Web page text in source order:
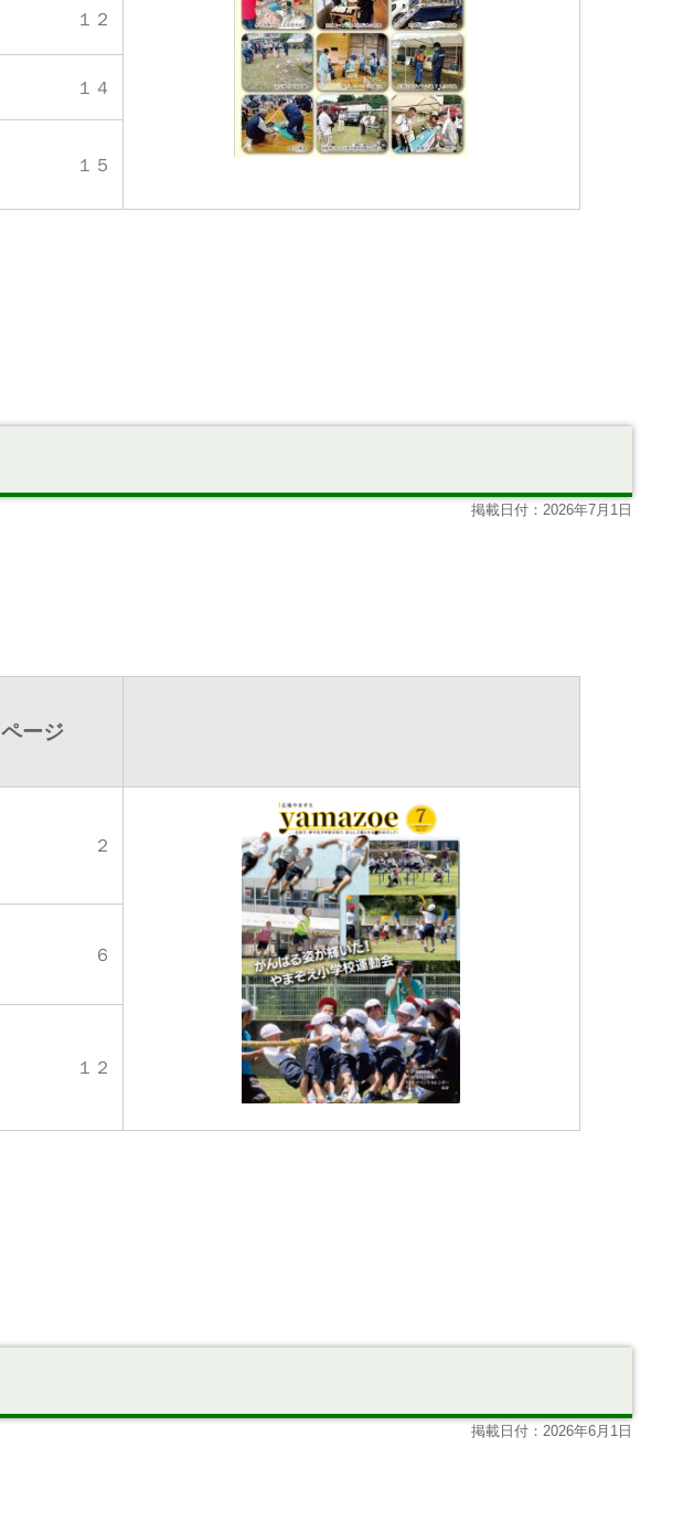
１２
１４
１５
掲載日付：2026年7月1日
ページ
２
６
１２
掲載日付：2026年6月1日